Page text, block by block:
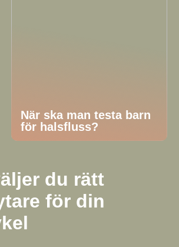
När ska man testa barn
för halsfluss?
du rätt
för din